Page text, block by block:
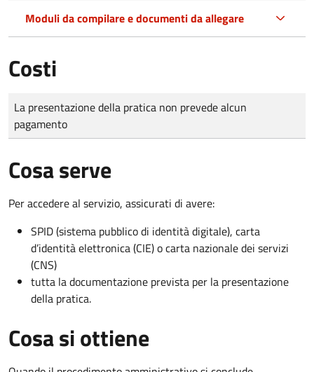
Moduli da compilare e documenti da allegare
Costi
Tipo di pagamento
Importo
La presentazione della pratica non prevede alcun
pagamento
Cosa serve
Per accedere al servizio, assicurati di avere:
SPID (sistema pubblico di identità digitale), carta
d’identità elettronica (CIE) o carta nazionale dei servizi
(CNS)
tutta la documentazione prevista per la presentazione
della pratica.
Cosa si ottiene